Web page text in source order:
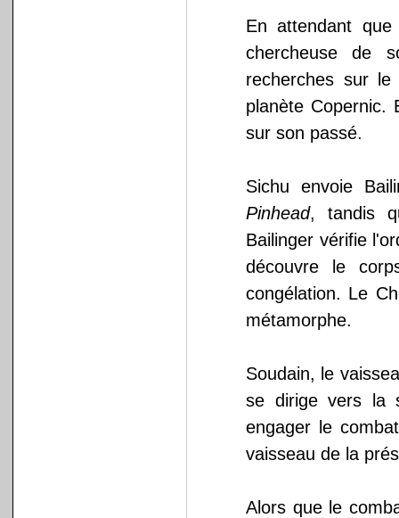
En attendant
chercheuse de
recherches sur
planète Copernic.
sur son passé.
Sichu envoie
Pinhead, tandis
Bailinger vérifie
découvre le
congélation. Le
métamorphe.
Soudain, le
se dirige vers la
engager le
vaisseau de la
Alors que le